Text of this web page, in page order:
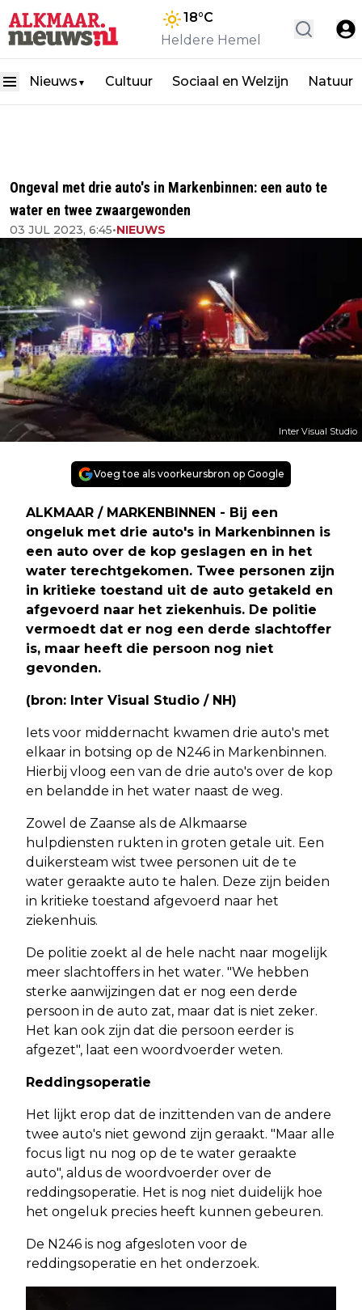
18°C
Heldere Hemel
Nieuws ▼ Cultuur Sociaal en Welzijn Natuur
Ongeval met drie auto's in Markenbinnen: een auto te
water en twee zwaargewonden
03 JUL 2023, 6:45•NIEUWS
Inter Visual Studio
Voeg toe als voorkeursbron op Google
ALKMAAR / MARKENBINNEN - Bij een
ongeluk met drie auto's in Markenbinnen is
een auto over de kop geslagen en in het
water terechtgekomen. Twee personen zijn
in kritieke toestand uit de auto getakeld en
afgevoerd naar het ziekenhuis. De politie
vermoedt dat er nog een derde slachtoffer
is, maar heeft die persoon nog niet
gevonden.
(bron: Inter Visual Studio / NH)
Iets voor middernacht kwamen drie auto's met
elkaar in botsing op de N246 in Markenbinnen.
Hierbij vloog een van de drie auto's over de kop
en belandde in het water naast de weg.
Zowel de Zaanse als de Alkmaarse
hulpdiensten rukten in groten getale uit. Een
duikersteam wist twee personen uit de te
water geraakte auto te halen. Deze zijn beiden
in kritieke toestand afgevoerd naar het
ziekenhuis.
De politie zoekt al de hele nacht naar mogelijk
meer slachtoffers in het water. "We hebben
sterke aanwijzingen dat er nog een derde
persoon in de auto zat, maar dat is niet zeker.
Het kan ook zijn dat die persoon eerder is
afgezet", laat een woordvoerder weten.
Reddingsoperatie
Het lijkt erop dat de inzittenden van de andere
twee auto's niet gewond zijn geraakt. "Maar alle
focus ligt nu nog op de te water geraakte
auto", aldus de woordvoerder over de
reddingsoperatie. Het is nog niet duidelijk hoe
het ongeluk precies heeft kunnen gebeuren.
De N246 is nog afgesloten voor de
reddingsoperatie en het onderzoek.